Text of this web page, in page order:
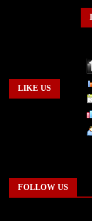
LIKE US
FOLLOW US